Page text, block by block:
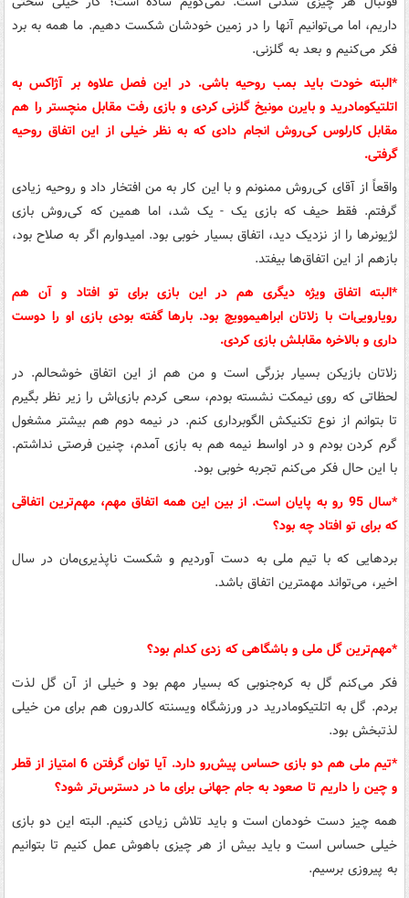
داریم، اما می‌توانیم آنها را در زمین خودشان شکست دهیم. ما همه به برد
فکر می‌کنیم و بعد به گلزنی.
*البته خودت باید بمب روحیه باشی. در این فصل علاوه بر آژاکس به
اتلتیکومادرید و بایرن مونیخ گلزنی کردی و بازی رفت مقابل منچستر را هم
مقابل کارلوس کی‌روش انجام دادی که به نظر خیلی از این اتفاق روحیه
گرفتی.
واقعاً از آقای کی‌روش ممنونم و با این کار به من افتخار داد و روحیه زیادی
گرفتم. فقط حیف که بازی یک - یک شد، اما همین که کی‌روش بازی
لژیونرها را از نزدیک دید، اتفاق بسیار خوبی بود. امیدوارم اگر به صلاح بود،
بازهم از این اتفاق‌ها بیفتد.
*البته اتفاق ویژه دیگری هم در این بازی برای تو افتاد و آن هم
رویارویی‌ات با زلاتان ابراهیموویچ بود. بارها گفته بودی بازی او را دوست
داری و بالاخره مقابلش بازی کردی.
زلاتان بازیکن بسیار بزرگی است و من هم از این اتفاق خوشحالم. در
لحظاتی که روی نیمکت نشسته بودم، سعی کردم بازی‌اش را زیر نظر بگیرم
تا بتوانم از نوع تکنیکش الگوبرداری کنم. در نیمه دوم هم بیشتر مشغول
گرم کردن بودم و در اواسط نیمه هم به بازی آمدم، چنین فرصتی نداشتم.
با این حال فکر می‌کنم تجربه خوبی بود.
*سال 95 رو به پایان است. از بین این همه اتفاق مهم، مهم‌ترین اتفاقی
که برای تو افتاد چه بود؟
بردهایی که با تیم ملی به دست آوردیم و شکست ناپذیری‌مان در سال
اخیر، می‌تواند مهمترین اتفاق باشد.
*مهم‌ترین گل ملی و باشگاهی که زدی کدام بود؟
فکر می‌کنم گل به کره‌جنوبی که بسیار مهم بود و خیلی از آن گل لذت
بردم. گل به اتلتیکومادرید در ورزشگاه ویسنته کالدرون هم برای من خیلی
لذتبخش بود.
*تیم ملی هم دو بازی حساس پیش‌رو دارد. آیا توان گرفتن 6 امتیاز از قطر
و چین را داریم تا صعود به جام جهانی برای ما در دسترس‌تر شود؟
همه چیز دست خودمان است و باید تلاش زیادی کنیم. البته این دو بازی
خیلی حساس است و باید بیش از هر چیزی باهوش عمل کنیم تا بتوانیم
به پیروزی برسیم.